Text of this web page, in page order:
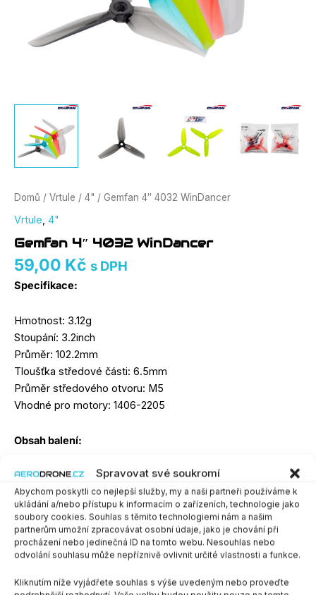
Spravovat své soukromí
Abychom poskytli co nejlepší služby, my a naši partneři používáme k
ukládání a/nebo přístupu k informacím o zařízeních, technologie jako
soubory cookies. Souhlas s těmito technologiemi nám a našim
partnerům umožní zpracovávat osobní údaje, jako je chování při
procházení nebo jedinečná ID na tomto webu. Nesouhlas nebo
odvolání souhlasu může nepříznivě ovlivnit určité vlastnosti a funkce.
Kliknutím níže vyjádřete souhlas s výše uvedeným nebo proveďte
Domů / Vrtule / 4" / Gemfan 4″ 4032 WinDancer
Vrtule, 4"
Gemfan 4″ 4032 WinDancer
59,00 Kč s DPH
Specifikace:
Hmotnost: 3.12g
Stoupání: 3.2inch
Průměr: 102.2mm
Tloušťka středové části: 6.5mm
Průměr středového otvoru: M5
Vhodné pro motory: 1406-2205
Obsah balení:
2xCW + 2xCCW vrtule
Barva
PŘIDAT DO KOŠÍKU